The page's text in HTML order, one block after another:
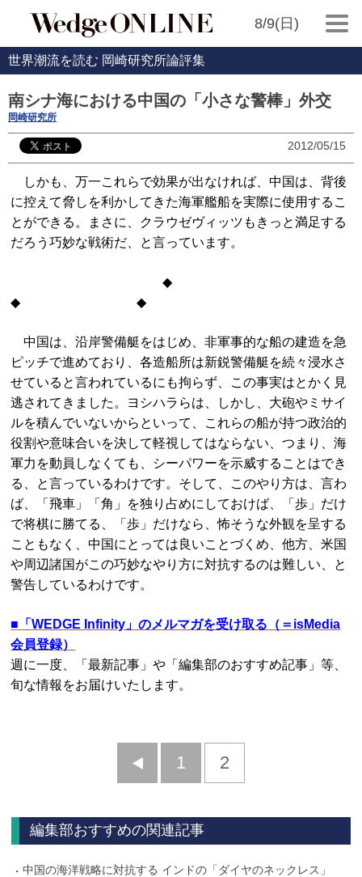
8/9(日)
世界潮流を読む 岡崎研究所論評集
南シナ海における中国の「小さな警棒」外交
岡崎研究所
2012/05/15
しかも、万一これらで効果が出なければ、中国は、背後
に控えて脅しを利かしてきた海軍艦船を実際に使用するこ
とができる。まさに、クラウゼヴィッツもきっと満足する
だろう巧妙な戦術だ、と言っています。
◆
◆ ◆
中国は、沿岸警備艇をはじめ、非軍事的な船の建造を急
ピッチで進めており、各造船所は新鋭警備艇を続々浸水さ
せていると言われているにも拘らず、この事実はとかく見
逃されてきました。ヨシハラらは、しかし、大砲やミサイ
ルを積んでいないからといって、これらの船が持つ政治的
役割や意味合いを決して軽視してはならない、つまり、海
軍力を動員しなくても、シーパワーを示威することはでき
る、と言っているわけです。そして、このやり方は、言わ
ば、「飛車」「角」を独り占めにしておけば、「歩」だけ
で将棋に勝てる、「歩」だけなら、怖そうな外観を呈する
こともなく、中国にとっては良いことづくめ、他方、米国
や周辺諸国がこの巧妙なやり方に対抗するのは難しい、と
警告しているわけです。
■ 「WEDGE Infinity」のメルマガを受け取る（＝isMedia
会員登録）
週に一度、「最新記事」や「編集部のおすすめ記事」等、
旬な情報をお届けいたします。
前
1 2
編集部おすすめの関連記事
中国の海洋戦略に対抗する インドの「ダイヤのネックレス」